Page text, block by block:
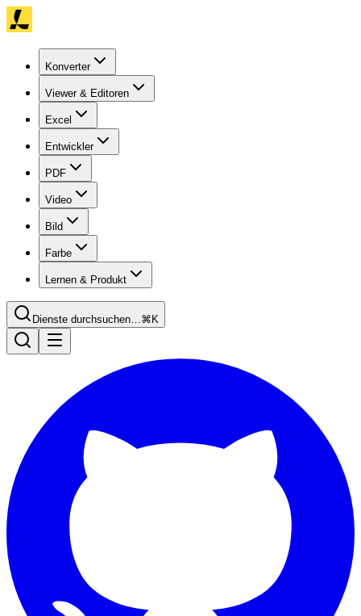
Konverter
Viewer & Editoren
Excel
Entwickler
PDF
Video
Bild
Farbe
Lernen & Produkt
Dienste durchsuchen…⌘K